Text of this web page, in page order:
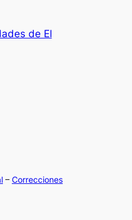
de El
– Correcciones